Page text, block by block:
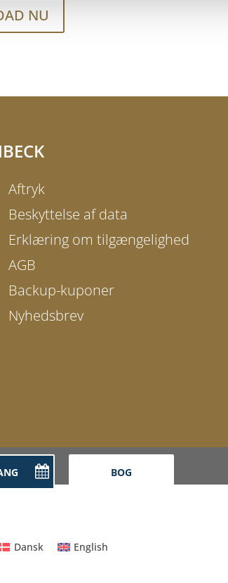
NU
Aftryk
Beskyttelse af data
Erklæring om tilgængelighed
AGB
Backup-kuponer
Nyhedsbrev
Dansk English